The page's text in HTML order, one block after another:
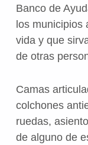
Banco de
los municipios
vida y que
de otras
Camas
colchones
ruedas,
de alguno de